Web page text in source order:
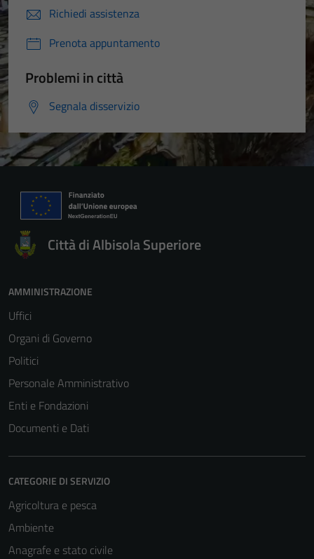
Richiedi assistenza
Prenota appuntamento
Problemi in città
Segnala disservizio
Città di Albisola Superiore
AMMINISTRAZIONE
Uffici
Organi di Governo
Politici
Personale Amministrativo
Enti e Fondazioni
Documenti e Dati
CATEGORIE DI SERVIZIO
Agricoltura e pesca
Ambiente
Anagrafe e stato civile